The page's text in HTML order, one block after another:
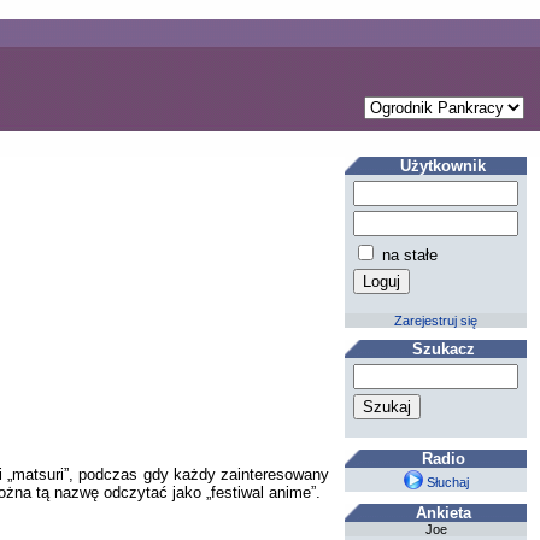
podczas gdy każdy zainteresowany
tą nazwę odczytać jako „festiwal anime”.
Użytkownik
na stałe
Zarejestruj się
Szukacz
Radio
Słuchaj
Ankieta
Joe